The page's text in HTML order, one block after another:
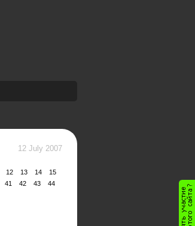
12 July 2007
12 13 14
15
41 42 43
44